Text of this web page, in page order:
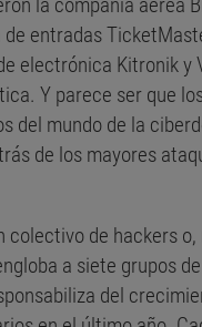
la compañía aérea
entradas
electrónica Kitronik y
Y parece ser que
del mundo de la
de los mayores
colectivo de hackers o,
a siete grupos
del